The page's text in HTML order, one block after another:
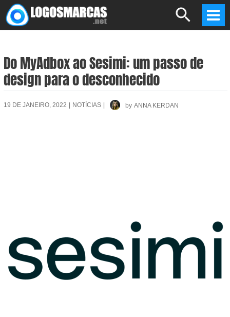
Skip
to
Search
Do MyAdbox ao Sesimi: um passo de
design para o desconhecido
19 DE JANEIRO, 2022 NOTÍCIAS by ANNA KERDAN